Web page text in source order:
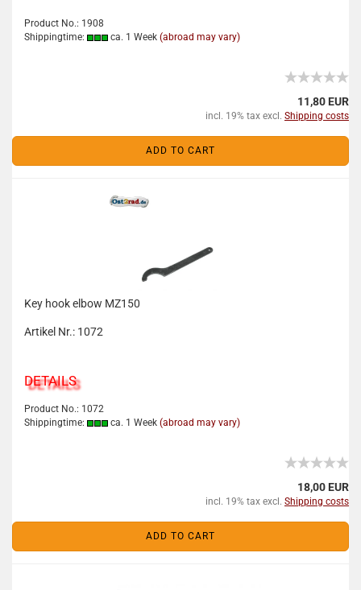
Product No.: 1908
Shippingtime:
ca. 1 Week (abroad may vary)
11,80 EUR
incl. 19% tax excl. Shipping costs
ADD TO CART
Key hook elbow MZ150
Artikel Nr.: 1072
DETAILS
Product No.: 1072
Shippingtime:
ca. 1 Week (abroad may vary)
18,00 EUR
incl. 19% tax excl. Shipping costs
ADD TO CART